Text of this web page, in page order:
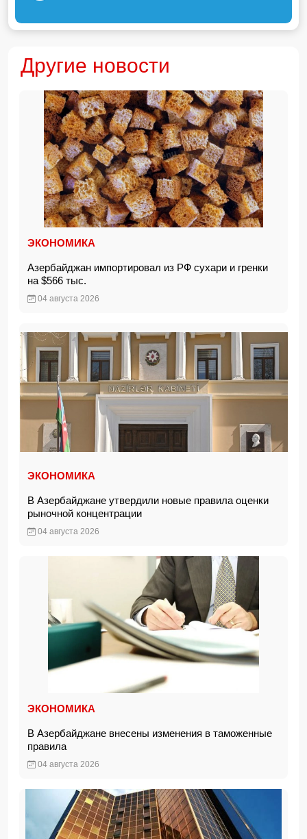
Другие новости
ЭКОНОМИКА
Азербайджан импортировал из РФ сухари и гренки
на $566 тыс.
04 августа 2026
ЭКОНОМИКА
В Азербайджане утвердили новые правила оценки
рыночной концентрации
04 августа 2026
ЭКОНОМИКА
В Азербайджане внесены изменения в таможенные
правила
04 августа 2026